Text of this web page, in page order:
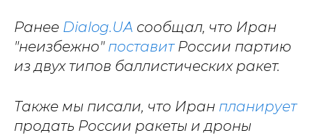
Ранее Dialog.UA сообщал, что Иран
"неизбежно" поставитРоссии партию
из двух типов баллистических ракет.
Также мы писали, что Иран планирует
продать России ракеты и дроны